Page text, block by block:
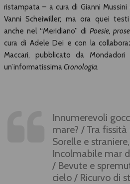
ristampata – a cura di Gianni
Vanni Scheiwiller; ma ora quei
anche nel “Meridiano” di Poesie,
cura di Adele Dei e con la
Maccari, pubblicato da
un’informatissima Cronologia.
Innumerevoli
mare? / Tra
Sorelle e
Incolmabile mar
/ Bevute e
cielo / Ricurvo di